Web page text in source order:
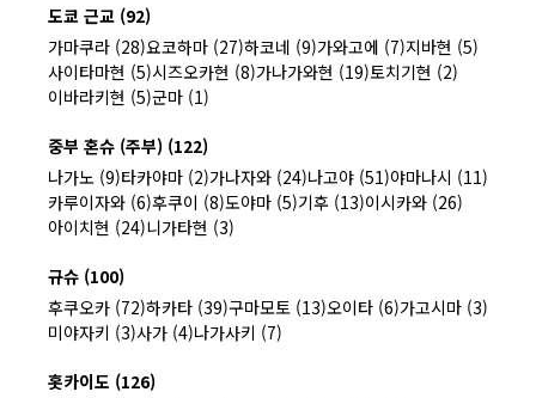
도쿄 근교 (92)
가마쿠라 (28)요코하마 (27)하코네 (9)가와고에 (7)지바현 (5)
사이타마현 (5)시즈오카현 (8)가나가와현 (19)토치기현 (2)
이바라키현 (5)군마 (1)
중부 혼슈 (주부) (122)
나가노 (9)타카야마 (2)가나자와 (24)나고야 (51)야마나시 (11)
카루이자와 (6)후쿠이 (8)도야마 (5)기후 (13)이시카와 (26)
아이치현 (24)니가타현 (3)
규슈 (100)
후쿠오카 (72)하카타 (39)구마모토 (13)오이타 (6)가고시마 (3)
미야자키 (3)사가 (4)나가사키 (7)
홋카이도 (126)